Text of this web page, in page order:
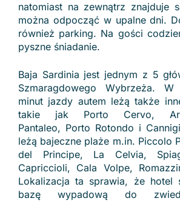
natomiast na zewnątrz znajduje
można odpocząć w upalne dni.
również parking. Na gości
pyszne śniadanie.
Baja Sardinia jest jednym z 5
Szmaragdowego Wybrzeża.
minut jazdy autem leżą także
takie jak Porto Cervo,
Pantaleo, Porto Rotondo i
leżą bajeczne plaże m.in. Piccolo
del Principe, La Celvia,
Capriccioli, Cala Volpe,
Lokalizacja ta sprawia, że hotel
bazę wypadową do